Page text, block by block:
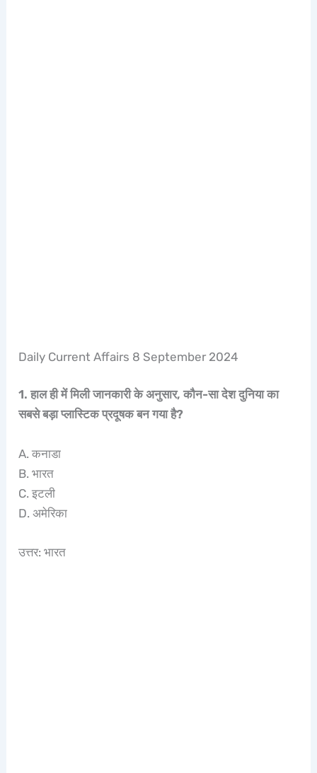
Daily Current Affairs 8 September 2024
1. हाल ही में मिली जानकारी के अनुसार, कौन-सा देश दुनिया का
सबसे बड़ा प्लास्टिक प्रदूषक बन गया है?
A. कनाडा
B. भारत
C. इटली
D. अमेरिका
उत्तर: भारत